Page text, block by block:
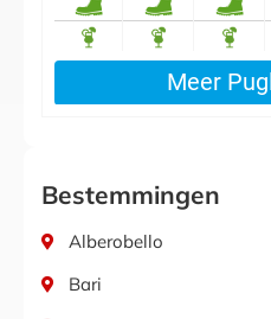
Bestemmingen
Alberobello
Bari